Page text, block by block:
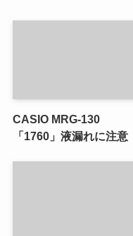
CASIO MRG-130
「1760」液漏れに注意